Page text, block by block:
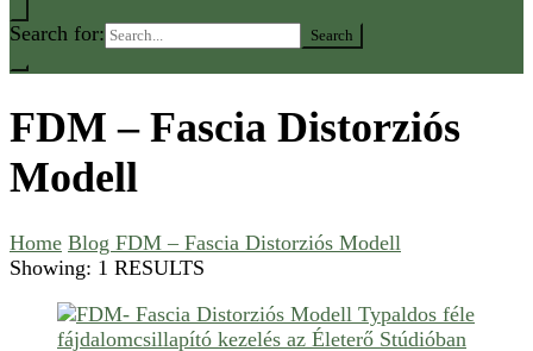
Search for:
FDM – Fascia Distorziós
Modell
Home Blog FDM – Fascia Distorziós Modell
Showing: 1 RESULTS